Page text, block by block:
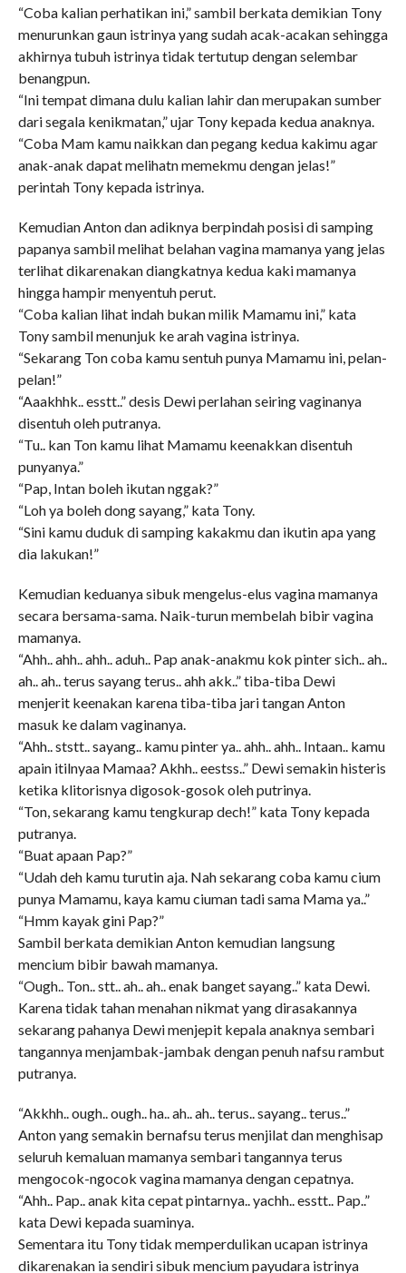
“Coba kalian perhatikan ini,” sambil berkata demikian Tony
menurunkan gaun istrinya yang sudah acak-acakan sehingga
akhirnya tubuh istrinya tidak tertutup dengan selembar
benangpun.
“Ini tempat dimana dulu kalian lahir dan merupakan sumber
dari segala kenikmatan,” ujar Tony kepada kedua anaknya.
“Coba Mam kamu naikkan dan pegang kedua kakimu agar
anak-anak dapat melihatn memekmu dengan jelas!”
perintah Tony kepada istrinya.
Kemudian Anton dan adiknya berpindah posisi di samping
papanya sambil melihat belahan vagina mamanya yang jelas
terlihat dikarenakan diangkatnya kedua kaki mamanya
hingga hampir menyentuh perut.
“Coba kalian lihat indah bukan milik Mamamu ini,” kata
Tony sambil menunjuk ke arah vagina istrinya.
“Sekarang Ton coba kamu sentuh punya Mamamu ini, pelan-
pelan!”
“Aaakhhk.. esstt..” desis Dewi perlahan seiring vaginanya
disentuh oleh putranya.
“Tu.. kan Ton kamu lihat Mamamu keenakkan disentuh
punyanya.”
“Pap, Intan boleh ikutan nggak?”
“Loh ya boleh dong sayang,” kata Tony.
“Sini kamu duduk di samping kakakmu dan ikutin apa yang
dia lakukan!”
Kemudian keduanya sibuk mengelus-elus vagina mamanya
secara bersama-sama. Naik-turun membelah bibir vagina
mamanya.
“Ahh.. ahh.. ahh.. aduh.. Pap anak-anakmu kok pinter sich.. ah..
ah.. ah.. terus sayang terus.. ahh akk..” tiba-tiba Dewi
menjerit keenakan karena tiba-tiba jari tangan Anton
masuk ke dalam vaginanya.
“Ahh.. ststt.. sayang.. kamu pinter ya.. ahh.. ahh.. Intaan.. kamu
apain itilnyaa Mamaa? Akhh.. eestss..” Dewi semakin histeris
ketika klitorisnya digosok-gosok oleh putrinya.
“Ton, sekarang kamu tengkurap dech!” kata Tony kepada
putranya.
“Buat apaan Pap?”
“Udah deh kamu turutin aja. Nah sekarang coba kamu cium
punya Mamamu, kaya kamu ciuman tadi sama Mama ya..”
“Hmm kayak gini Pap?”
Sambil berkata demikian Anton kemudian langsung
mencium bibir bawah mamanya.
“Ough.. Ton.. stt.. ah.. ah.. enak banget sayang..” kata Dewi.
Karena tidak tahan menahan nikmat yang dirasakannya
sekarang pahanya Dewi menjepit kepala anaknya sembari
tangannya menjambak-jambak dengan penuh nafsu rambut
putranya.
“Akkhh.. ough.. ough.. ha.. ah.. ah.. terus.. sayang.. terus..”
Anton yang semakin bernafsu terus menjilat dan menghisap
seluruh kemaluan mamanya sembari tangannya terus
mengocok-ngocok vagina mamanya dengan cepatnya.
“Ahh.. Pap.. anak kita cepat pintarnya.. yachh.. esstt.. Pap..”
kata Dewi kepada suaminya.
Sementara itu Tony tidak memperdulikan ucapan istrinya
dikarenakan ia sendiri sibuk mencium payudara istrinya